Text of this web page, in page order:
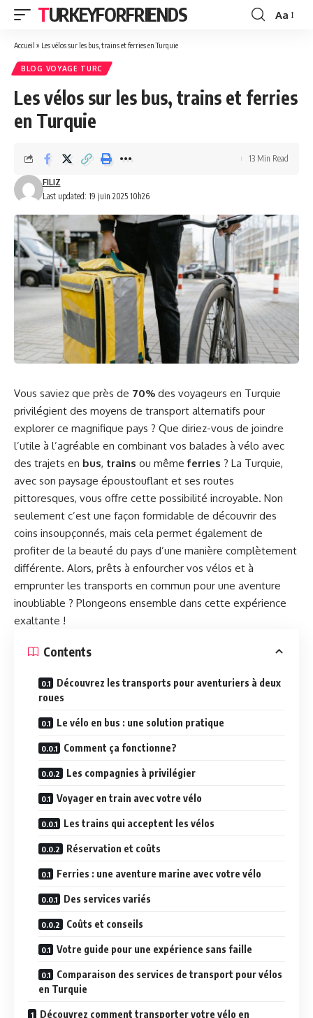
TURKEYFORFRIENDS
Font
Aa
Accueil » Les vélos sur les bus, trains et ferries en Turquie
BLOG VOYAGE TURC
Les vélos sur les bus, trains et ferries
en Turquie
Last updated: 19 juin 2025 10h26
FILIZ
13 Min Read
Vous saviez que près de 70% des voyageurs en Turquie
privilégient des moyens de transport alternatifs pour
explorer ce magnifique pays ? Que diriez-vous de joindre
l’utile à l’agréable en combinant vos balades à vélo avec
des trajets en bus, trains ou mêmeferries ? La Turquie,
avec son paysage époustouflant et ses routes
pittoresques, vous offre cette possibilité incroyable. Non
seulement c’est une façon formidable de découvrir des
coins insoupçonnés, mais cela permet également de
profiter de la beauté du pays d’une manière complètement
différente. Alors, prêts à enfourcher vos vélos et à
emprunter les transports en commun pour une aventure
inoubliable ? Plongeons ensemble dans cette expérience
exaltante !
Contents
Découvrez les transports pour aventuriers à deux
roues
Le vélo en bus : une solution pratique
Comment ça fonctionne?
Les compagnies à privilégier
Voyager en train avec votre vélo
Les trains qui acceptent les vélos
Réservation et coûts
Ferries : une aventure marine avec votre vélo
Des services variés
Coûts et conseils
Votre guide pour une expérience sans faille
Comparaison des services de transport pour vélos
en Turquie
Découvrez comment transporter votre vélo en